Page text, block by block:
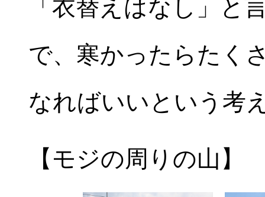
「衣替えはなし」と
で、寒かったらたく
なればいいという考
【モジの周りの山】